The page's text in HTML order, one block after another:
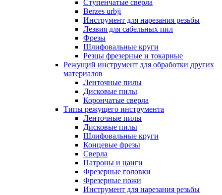
Ступенчатые сверла
Berzes urbji
Инструмент для нарезания резьбы
Лезвия для сабельных пил
Фрезы
Шлифовальные круги
Резцы фрезерные и токарные
Режущий инструмент для обработки других
материалов
Ленточные пилы
Дисковые пилы
Корончатые сверла
Типы режущего инструмента
Ленточные пилы
Дисковые пилы
Шлифовальные круги
Концевые фрезы
Сверла
Патроны и цанги
Фрезерные головки
Фрезерные ножи
Инструмент для нарезания резьбы